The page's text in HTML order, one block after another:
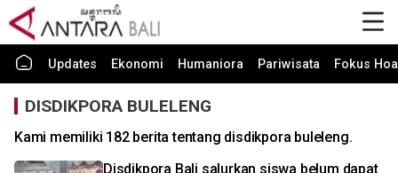
Updates Ekonomi Humaniora Pariwisata Fokus
DISDIKPORA BULELENG
Kami memiliki 182 berita tentang disdikpora buleleng.
Disdikpora Bali salurkan siswa belum dapat